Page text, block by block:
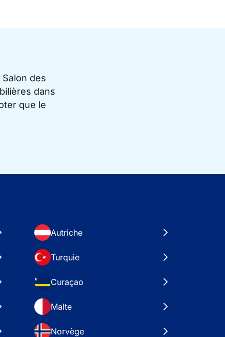
des
dans
que le
Autriche
Turquie
Curaçao
Malte
Norvège